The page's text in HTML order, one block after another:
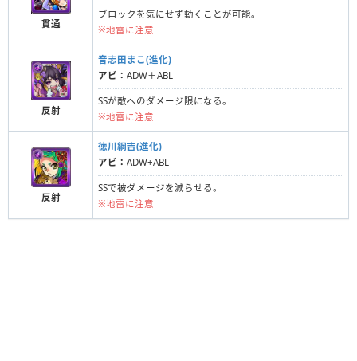
貫通
ブロックを気にせず動くことが可能。
※地雷に注意
反射
音志田まこ(進化)
アビ： ADW＋ABL
SSが敵へのダメージ限になる。
※地雷に注意
反射
徳川綱吉(進化)
アビ： ADW+ABL
SSで被ダメージを減らせる。
※地雷に注意